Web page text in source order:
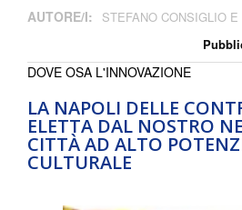
AUTORE/I: STEFANO CONSIGLIO E
LA NAPOLI DELLE
ELETTA DAL NOSTRO
CITTÀ AD ALTO
CULTURALE
DOVE OSA L'INNOVAZIONE